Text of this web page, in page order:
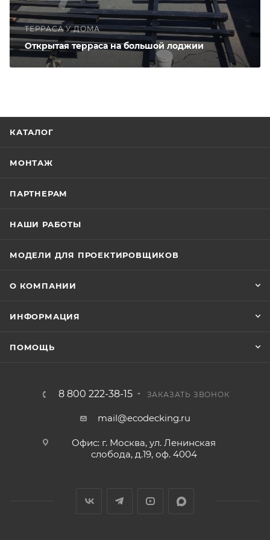
ТЕРРАСА У ДОМА
Открытая терраса на большой лоджии
КАТАЛОГ
МОНТАЖ
ПАРТНЕРАМ
НАШИ РАБОТЫ
МОДЕЛИ ДЛЯ ПРОЕКТИРОВЩИКОВ
О КОМПАНИИ
ИНФОРМАЦИЯ
ПОМОЩЬ
8 800 222-38-15 ЗАКАЗАТЬ ЗВОНОК
mail@ecodecking.ru
Офис: г. Москва, ул. Ленинская
слобода, д.19, оф. 4004